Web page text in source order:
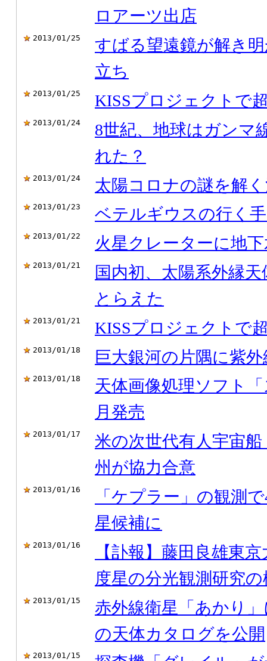
ロアーツ出店
2013/01/25
すばる望遠鏡が解き
立ち
2013/01/25 KISSプロジェクトで
2013/01/24
8世紀、地球はガンマ
れた？
2013/01/24 太陽コロナの謎を解
2013/01/23 ベテルギウスの行く
2013/01/22 火星クレーターに地
2013/01/21
国内初、太陽系外縁
とらえた
2013/01/21 KISSプロジェクトで
2013/01/18 巨大銀河の片隅に紫
2013/01/18
天体画像処理ソフト
月発売
2013/01/17
米の次世代有人宇宙
州が協力合意
2013/01/16
「ケプラー」の観測
星候補に
2013/01/16
【訃報】藤田良雄東
度星の分光観測研究の
2013/01/15
赤外線衛星「あかり
の天体カタログを公開
2013/01/15